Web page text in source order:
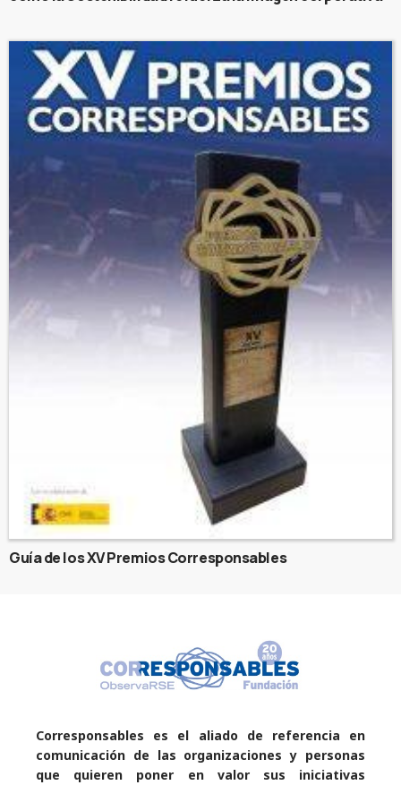
Guía de los XV Premios Corresponsables
Corresponsables es el aliado de referencia en
comunicación de las organizaciones y personas
que quieren poner en valor sus iniciativas